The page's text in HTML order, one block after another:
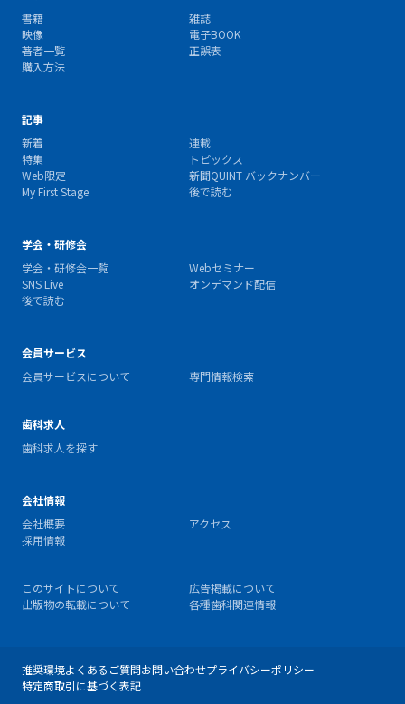
書籍
雑誌
映像
電子BOOK
著者一覧
正誤表
購入方法
記事
新着
連載
特集
トピックス
Web限定
新聞QUINT バックナンバー
My First Stage
後で読む
学会・研修会
学会・研修会一覧
Webセミナー
SNS Live
オンデマンド配信
後で読む
会員サービス
会員サービスについて
専門情報検索
歯科求人
歯科求人を探す
会社情報
会社概要
アクセス
採用情報
このサイトについて
広告掲載について
出版物の転載について
各種歯科関連情報
推奨環境よくあるご質問お問い合わせプライバシーポリシー
特定商取引に基づく表記